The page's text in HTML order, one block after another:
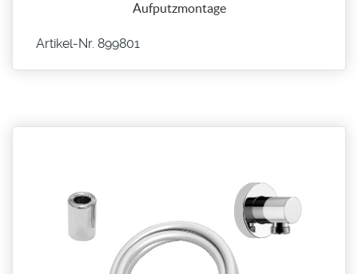
Aufputzmontage
Artikel-Nr. 899801